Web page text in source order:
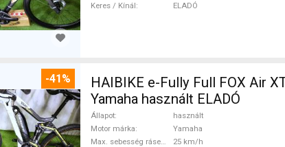
Keres / Kínál
ELADÓ
-41%
HAIBIKE e-Fully Full FOX Air
Yamaha használt ELADÓ
Állapot
használt
Motor márka
Yamaha
Max. sebesség rásegítéssel
25 km/h